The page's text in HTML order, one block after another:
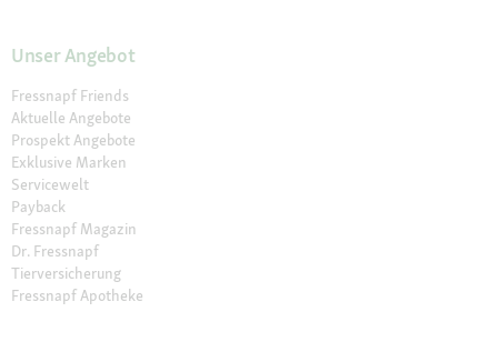
Unser Angebot
Fressnapf Friends
Aktuelle Angebote
Prospekt Angebote
Exklusive Marken
Servicewelt
Payback
Fressnapf Magazin
Dr. Fressnapf
Tierversicherung
Fressnapf Apotheke